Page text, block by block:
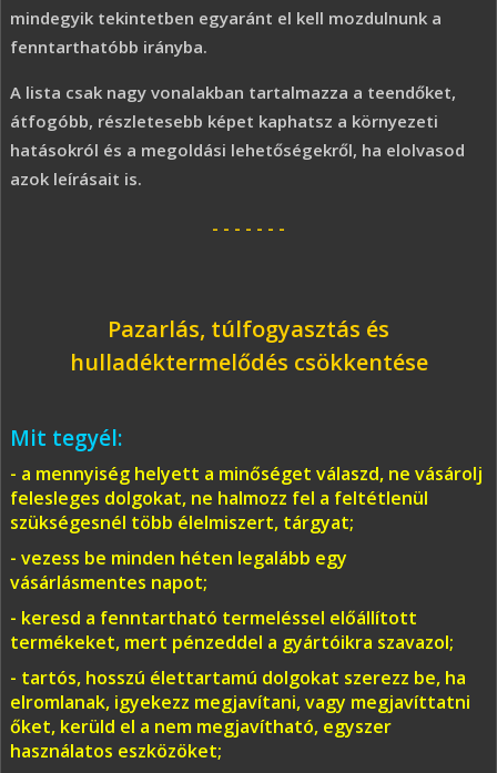
mindegyik tekintetben egyaránt el kell mozdulnunk a
fenntarthatóbb irányba.
A lista csak nagy vonalakban tartalmazza a teendőket,
átfogóbb, részletesebb képet kaphatsz a környezeti
hatásokról és a megoldási lehetőségekről, ha elolvasod
azok leírásait is.
- - - - - - -
Pazarlás, túlfogyasztás és
hulladéktermelődés csökkentése
Mit tegyél:
- a mennyiség helyett a minőséget válaszd, ne vásárolj
felesleges dolgokat, ne halmozz fel a feltétlenül
szükségesnél több élelmiszert, tárgyat;
- vezess be minden héten legalább egy
vásárlásmentes napot;
- keresd a fenntartható termeléssel előállított
termékeket, mert pénzeddel a gyártóikra szavazol;
- tartós, hosszú élettartamú dolgokat szerezz be, ha
elromlanak, igyekezz megjavítani, vagy megjavíttatni
őket, kerüld el a nem megjavítható, egyszer
használatos eszközöket;